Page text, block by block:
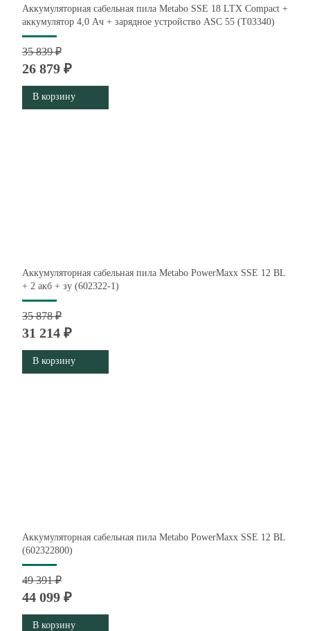
Аккумуляторная сабельная пила Metabo SSE 18 LTX Compact +
аккумулятор 4,0 Ач + зарядное устройство ASC 55 (T03340)
35 839 ₽
26 879 ₽
В корзину
Аккумуляторная сабельная пила Metabo PowerMaxx SSE 12 BL
+ 2 акб + зу (602322-1)
35 878 ₽
31 214 ₽
В корзину
Аккумуляторная сабельная пила Metabo PowerMaxx SSE 12 BL
(602322800)
49 391 ₽
44 099 ₽
В корзину